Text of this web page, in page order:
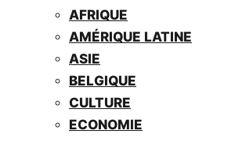
AFRIQUE
AMÉRIQUE LATINE
ASIE
BELGIQUE
CULTURE
ECONOMIE